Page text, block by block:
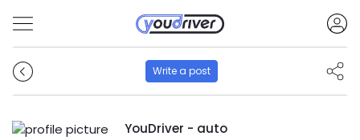
Write a post
YouDriver - auto